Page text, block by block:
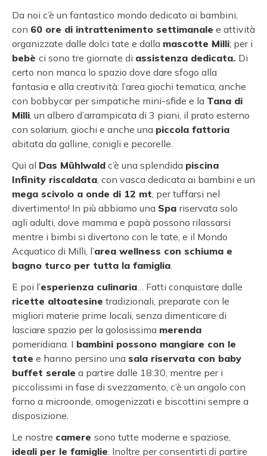
Da noi c’è un fantastico mondo dedicato ai bambini,
con 60 ore di intrattenimento settimanale e attività
organizzate dalle dolci tate e dalla mascotte Milli; per i
bebè ci sono tre giornate di assistenza dedicata. Di
certo non manca lo spazio dove dare sfogo alla
fantasia e alla creatività: l’area giochi tematica, anche
con bobbycar per simpatiche mini-sfide e la Tana di
Milli, un albero d’arrampicata di 3 piani, il prato esterno
con solarium, giochi e anche una piccola fattoria
abitata da galline, conigli e pecorelle.
Qui al Das Mühlwald c’è una splendida piscina
Infinity riscaldata, con vasca dedicata ai bambini e un
mega scivolo a onde di 12 mt, per tuffarsi nel
divertimento! In più abbiamo una Spa riservata solo
agli adulti, dove mamma e papà possono rilassarsi
mentre i bimbi si divertono con le tate, e il Mondo
Acquatico di Milli, l’area wellness con schiuma e
bagno turco per tutta la famiglia.
E poi l’esperienza culinaria… Fatti conquistare dalle
ricette altoatesine tradizionali, preparate con le
migliori materie prime locali, senza dimenticare di
lasciare spazio per la golosissima merenda
pomeridiana. I bambini possono mangiare con le
tate e hanno persino una sala riservata con baby
buffet serale a partire dalle 18:30, mentre per i
piccolissimi in fase di svezzamento, c’è un angolo con
forno a microonde, omogenizzati e biscottini sempre a
disposizione.
Le nostre camere sono tutte moderne e spaziose,
ideali per le famiglie. Inoltre per consentirti di partire